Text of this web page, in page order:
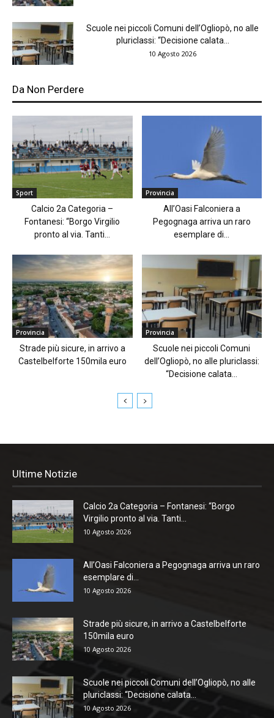
Scuole nei piccoli Comuni dell’Ogliopò, no alle
pluriclassi: “Decisione calata...
10 Agosto 2026
Da Non Perdere
Sport
Calcio 2a Categoria –
Fontanesi: “Borgo Virgilio
pronto al via. Tanti...
Provincia
All’Oasi Falconiera a
Pegognaga arriva un raro
esemplare di...
Provincia
Strade più sicure, in arrivo a
Castelbelforte 150mila euro
Provincia
Scuole nei piccoli Comuni
dell’Ogliopò, no alle pluriclassi:
“Decisione calata...
Ultime Notizie
Calcio 2a Categoria – Fontanesi: “Borgo
Virgilio pronto al via. Tanti...
10 Agosto 2026
All’Oasi Falconiera a Pegognaga arriva un raro
esemplare di...
10 Agosto 2026
Strade più sicure, in arrivo a Castelbelforte
150mila euro
10 Agosto 2026
Scuole nei piccoli Comuni dell’Ogliopò, no alle
pluriclassi: “Decisione calata...
10 Agosto 2026